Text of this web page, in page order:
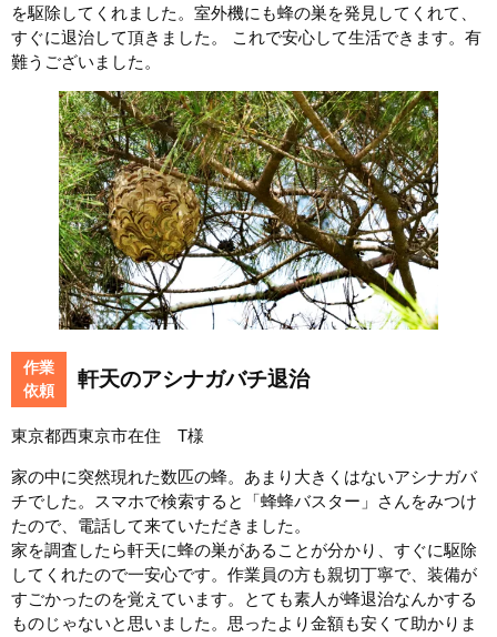
を駆除してくれました。室外機にも蜂の巣を発見してくれて、
すぐに退治して頂きました。 これで安心して生活できます。有
難うございました。
作業
依頼
軒天のアシナガバチ退治
東京都西東京市在住 T様
家の中に突然現れた数匹の蜂。あまり大きくはないアシナガバ
チでした。スマホで検索すると「蜂蜂バスター」さんをみつけ
たので、電話して来ていただきました。
家を調査したら軒天に蜂の巣があることが分かり、すぐに駆除
してくれたので一安心です。作業員の方も親切丁寧で、装備が
すごかったのを覚えています。とても素人が蜂退治なんかする
ものじゃないと思いました。思ったより金額も安くて助かりま